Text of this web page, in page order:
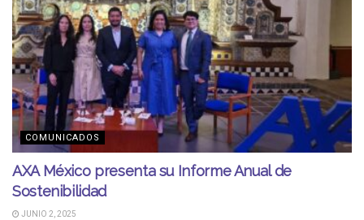
COMUNICADOS
AXA México presenta su Informe Anual de
Sostenibilidad
JUNIO 2, 2025